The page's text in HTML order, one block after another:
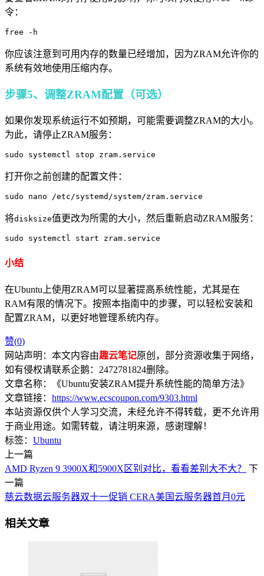
令：
free -h
你应该注意到可用内存的数量已经增加，因为ZRAM允许你的
系统有效地使用压缩内存。
步骤5、调整ZRAM配置（可选）
如果你发现系统运行不如预期，可能需要调整ZRAM的大小。
为此，请停止ZRAM服务：
sudo systemctl stop zram.service
打开你之前创建的配置文件：
sudo nano /etc/systemd/system/zram.service
将disksize值更改为所需的大小，然后重新启动ZRAM服务：
小结
在Ubuntu上使用ZRAM可以显著提高系统性能，尤其是在
RAM有限的情况下。按照本指南中的步骤，可以轻松安装和
配置ZRAM，以更好地管理系统内存。
赞(0)
网站声明：本文内容由趣云笔记原创，部分资源收集于网络，
如有侵权请联系企鹅：2472781824删除。
文章名称：《Ubuntu安装ZRAM提升系统性能的简单方法》
文章链接： https://www.ecscoupon.com/9303.html
本站资源仅供个人学习交流，未经允许不得转载，更不允许用
于商业用途。如需转载，请注明来源，感谢理解！
标签： Ubuntu
上一篇
AMD Ryzen 9 3900X和5900X区别对比，看看差别大不大？
下
一篇
慈云数据云服务器双十一促销 CERA美国云服务器首月0元
相关文章